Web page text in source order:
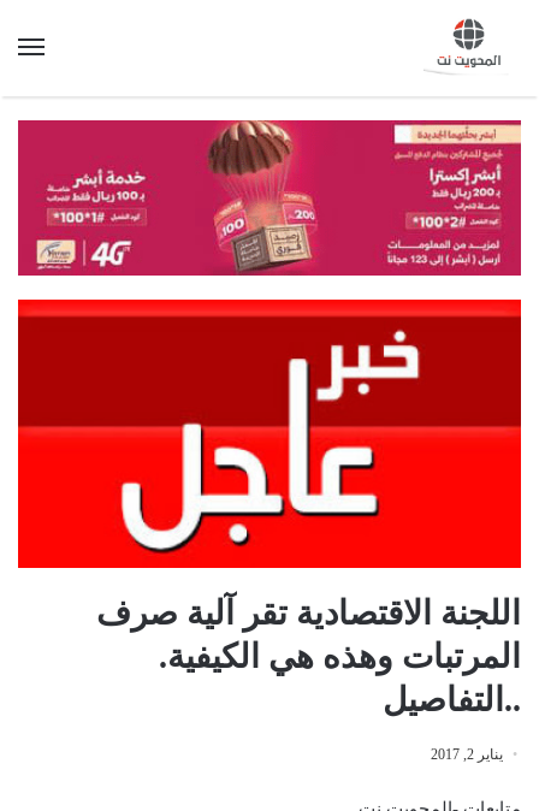
اللجنة الاقتصادية تقر آلية صرف
المرتبات وهذه هي الكيفية.
..التفاصيل
يناير 2, 2017